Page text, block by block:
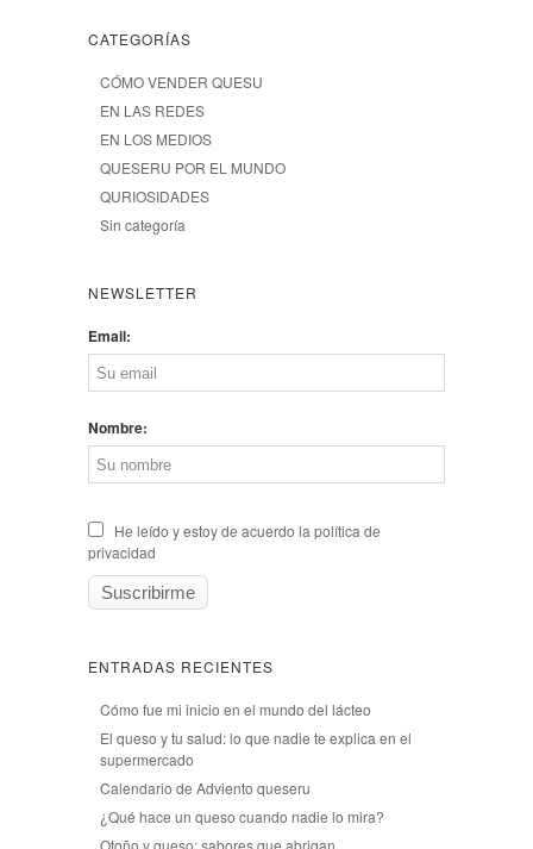
CATEGORÍAS
CÓMO VENDER QUESU
EN LAS REDES
EN LOS MEDIOS
QUESERU POR EL MUNDO
QURIOSIDADES
Sin categoría
NEWSLETTER
Email:
Nombre:
He leído y estoy de acuerdo la política de
privacidad
ENTRADAS RECIENTES
Cómo fue mi inicio en el mundo del lácteo
El queso y tu salud: lo que nadie te explica en el
supermercado
Calendario de Adviento queseru
¿Qué hace un queso cuando nadie lo mira?